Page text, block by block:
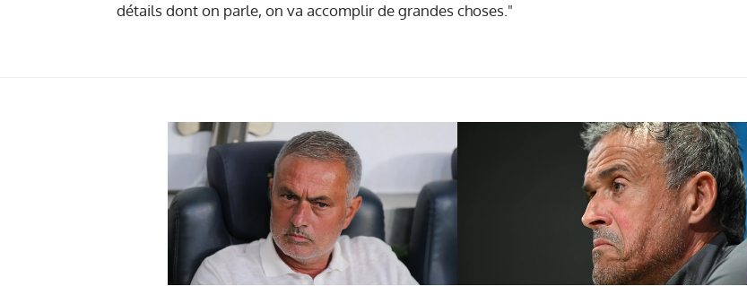
détails dont on parle, on va accomplir de grandes choses."